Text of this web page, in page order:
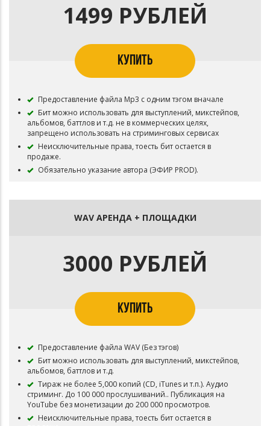
1499 РУБЛЕЙ
КУПИТЬ
Предоставление файла Mp3 с одним тэгом вначале
Бит можно использовать для выступлений, микстейпов,
альбомов, баттлов и т.д. не в коммерческих целях,
запрещено использовать на стриминговых сервисах
Неисключительные права, тоесть бит остается в
продаже.
Обязательно указание автора (ЭФИР PROD).
WAV АРЕНДА + ПЛОЩАДКИ
3000 РУБЛЕЙ
КУПИТЬ
Предоставление файла WAV (Без тэгов)
Бит можно использовать для выступлений, микстейпов,
альбомов, баттлов и т.д.
Тираж не более 5,000 копий (CD, iTunes и т.п.). Аудио
стриминг. До 100 000 прослушиваний.. Публикация на
YouTube без монетизации до 200 000 просмотров.
Неисключительные права, тоесть бит остается в